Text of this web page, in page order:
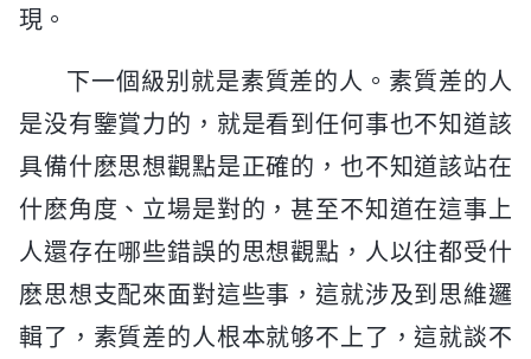
現。
下一個級别就是素質差的人。素質差的人
是没有鑒賞力的，就是看到任何事也不知道該
具備什麽思想觀點是正確的，也不知道該站在
什麽角度、立場是對的，甚至不知道在這事上
人還存在哪些錯誤的思想觀點，人以往都受什
麽思想支配來面對這些事，這就涉及到思維邏
輯了，素質差的人根本就够不上了，這就談不